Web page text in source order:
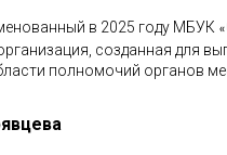
в 2025 году МБУК «
созданная для
полномочий органов